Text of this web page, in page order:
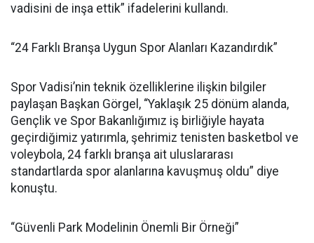
vadisini de inşa ettik” ifadelerini kullandı.
“24 Farklı Branşa Uygun Spor Alanları Kazandırdık”
Spor Vadisi’nin teknik özelliklerine ilişkin bilgiler
paylaşan Başkan Görgel, “Yaklaşık 25 dönüm alanda,
Gençlik ve Spor Bakanlığımız iş birliğiyle hayata
geçirdiğimiz yatırımla, şehrimiz tenisten basketbol ve
voleybola, 24 farklı branşa ait uluslararası
standartlarda spor alanlarına kavuşmuş oldu” diye
konuştu.
“Güvenli Park Modelinin Önemli Bir Örneği”